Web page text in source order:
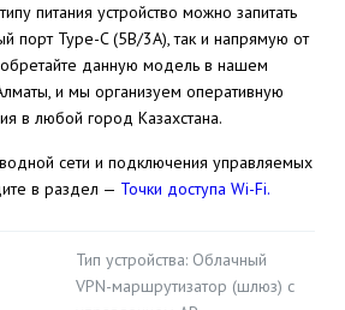
питания устройство можно запитать
порт Type-C (5В/3А), так и напрямую от
данную модель в нашем
и мы организуем оперативную
в любой город Казахстана.
сети и подключения управляемых
в раздел — Точки доступа Wi-Fi.
Тип устройства: Облачный
VPN-маршрутизатор (шлюз) с